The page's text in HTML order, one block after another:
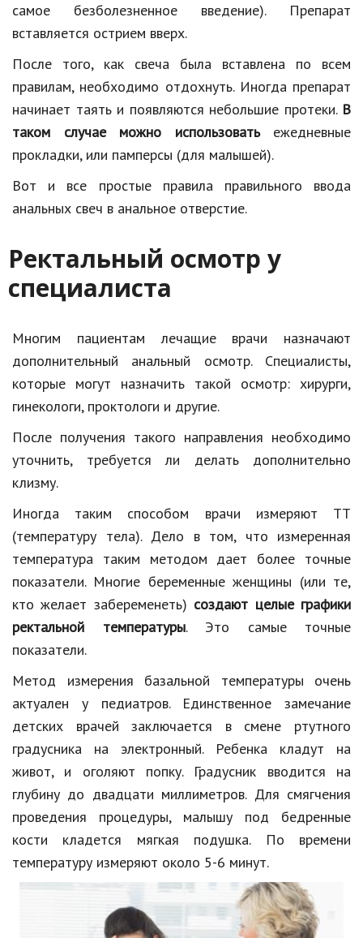
самое безболезненное введение). Препарат
вставляется острием вверх.
После того, как свеча была вставлена по всем
правилам, необходимо отдохнуть. Иногда препарат
начинает таять и появляются небольшие протеки. В
таком случае можно использоватьежедневные
прокладки, или памперсы (для малышей).
Вот и все простые правила правильного ввода
анальных свеч в анальное отверстие.
Ректальный осмотр у
специалиста
Многим пациентам лечащие врачи назначают
дополнительный анальный осмотр. Специалисты,
которые могут назначить такой осмотр: хирурги,
гинекологи, проктологи и другие.
После получения такого направления необходимо
уточнить, требуется ли делать дополнительно
клизму.
Иногда таким способом врачи измеряют ТТ
(температуру тела). Дело в том, что измеренная
температура таким методом дает более точные
показатели. Многие беременные женщины (или те,
кто желает забеременеть) создают целые графики
ректальной температуры. Это самые точные
показатели.
Метод измерения базальной температуры очень
актуален у педиатров. Единственное замечание
детских врачей заключается в смене ртутного
градусника на электронный. Ребенка кладут на
живот, и оголяют попку. Градусник вводится на
глубину до двадцати миллиметров. Для смягчения
проведения процедуры, малышу под бедренные
кости кладется мягкая подушка. По времени
температуру измеряют около 5-6 минут.